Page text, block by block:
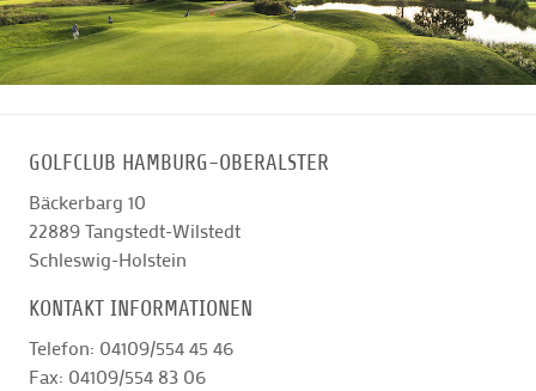
GOLF NEWS
GOLFCLUB HAMBURG-OBERALSTER
Bäckerbarg 10
22889Tangstedt-Wilstedt
Schleswig-Holstein
KONTAKT INFORMATIONEN
Telefon: 04109/554 45 46
Fax: 04109/554 83 06